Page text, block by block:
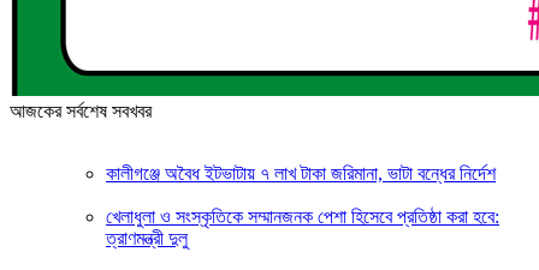
আজকের সর্বশেষ সবখবর
কালীগঞ্জে অবৈধ ইটভাটায় ৭ লাখ টাকা জরিমানা, ভাটা বন্ধের নির্দেশ
খেলাধুলা ও সংস্কৃতিকে সম্মানজনক পেশা হিসেবে প্রতিষ্ঠা করা হবে:
ত্রাণমন্ত্রী দুলু